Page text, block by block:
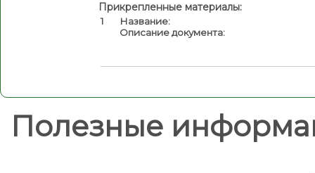
Прикрепленные материалы:
1
Название:
Описание документа:
Полезные